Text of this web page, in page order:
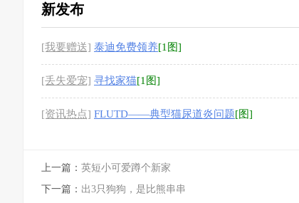
新发布
[我要赠送] 泰迪免费领养[1图]
[丢失爱宠] 寻找家猫[1图]
[资讯热点] FLUTD——典型猫尿道炎问题[图]
上一篇： 英短小可爱蹲个新家
下一篇： 出3只狗狗，是比熊串串